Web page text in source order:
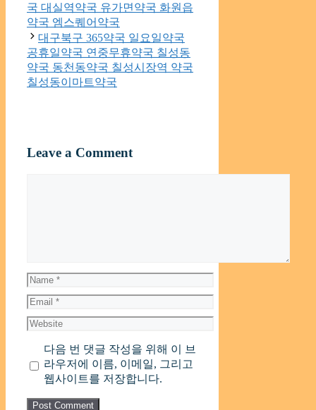
국 대실역약국 유가면약국 화원읍
약국 엠스퀘어약국
대구북구 365약국 일요일약국
공휴일약국 연중무휴약국 칠성동
약국 동천동약국 칠성시장역 약국
칠성동이마트약국
Leave a Comment
Name
Email
Website
다음 번 댓글 작성을 위해 이 브
라우저에 이름, 이메일, 그리고
웹사이트를 저장합니다.